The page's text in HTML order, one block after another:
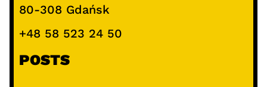
80-308 Gdańsk
+48 58 523 24 50
POSTS